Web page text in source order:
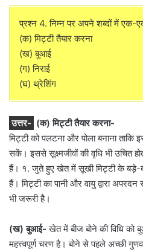
प्रश्न 4. निम्न पर अपने शब्दों में एक-
(क) मिट्टी तैयार करना
(ख) बुआई
(ग) निराई
(घ) थ्रेशिंग
उत्तर- (क) मिट्टी तैयार करना-
मिट्टी को पलटना और पोला बनाना
सकें। इससे सूक्ष्मजीवों की वृधि भी उचित
हैं। १. जुते हुए खेत में सूखी मिट्टी के बड़े-
हैं। मिट्टी का पानी और वायु द्वारा
भी जरूरी है।
(ख) बुआई- खेत में बीज बोने की विधि
महत्त्वपूर्ण चरण है। बोने से पहले अच्छी